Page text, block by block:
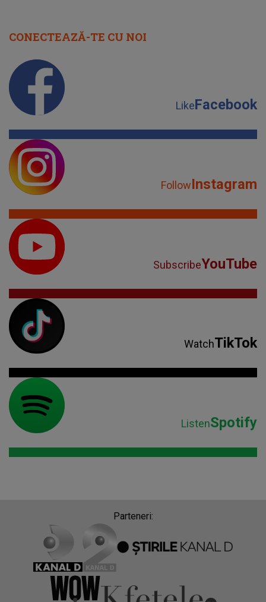
CONECTEAZĂ-TE CU NOI
LikeFacebook
FollowInstagram
SubscribeYouTube
WatchTikTok
ListenSpotify
Parteneri: